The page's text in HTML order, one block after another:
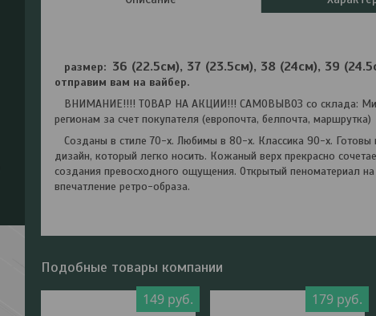
размер: 36 (22.5см), 37 (23.5см), 38 (24см), 39
отправим вам на вайбер.
ВНИМАНИЕ!!!! ТОВАР НА АКЦИИ!!! САМОВЫВОЗ со склада:
регионам за счет покупателя (европочта, белпочта, маршрутка)
Созданы в стиле 70-х. Любимы в 80-х. Классика 90-х. Готовы
дизайн, который легко носить. Кожаный верх прекрасно
создания превосходного ощущения. Открытый пеноматериал
впечатление ретро-образа.
Подобные товары компании
149 руб. 179 руб.